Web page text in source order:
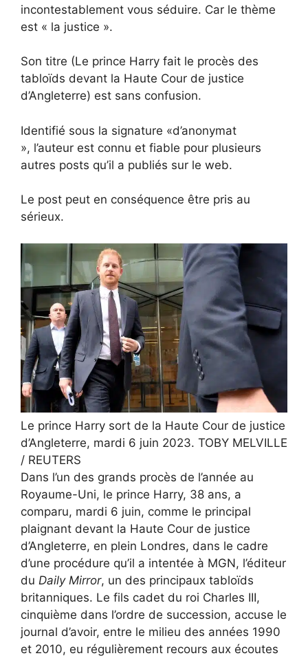
incontestablement vous séduire. Car le thème
est « la justice ».
Son titre (Le prince Harry fait le procès des
tabloïds devant la Haute Cour de justice
d’Angleterre) est sans confusion.
Identifié sous la signature «d’anonymat
», l’auteur est connu et fiable pour plusieurs
autres posts qu’il a publiés sur le web.
Le post peut en conséquence être pris au
sérieux.
Le prince Harry sort de la Haute Cour de justice
d’Angleterre, mardi 6 juin 2023. TOBY MELVILLE
/ REUTERS
Dans l’un des grands procès de l’année au
Royaume-Uni, le prince Harry, 38 ans, a
comparu, mardi 6 juin, comme le principal
plaignant devant la Haute Cour de justice
d’Angleterre, en plein Londres, dans le cadre
d’une procédure qu’il a intentée à MGN, l’éditeur
du Daily Mirror, un des principaux tabloïds
britanniques. Le fils cadet du roi Charles III,
cinquième dans l’ordre de succession, accuse le
journal d’avoir, entre le milieu des années 1990
et 2010, eu régulièrement recours aux écoutes